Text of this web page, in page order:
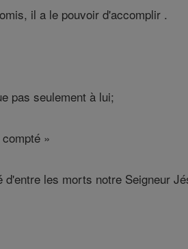
il a le pouvoir d'accomplir .
pas seulement à lui;
»
les morts notre Seigneur